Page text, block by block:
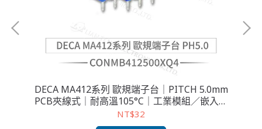
DECA MA412系列 歐規端子台｜PITCH 5.0mm
PCB夾線式｜耐高溫105°C｜工業模組／嵌入式
設備適用
NT$32